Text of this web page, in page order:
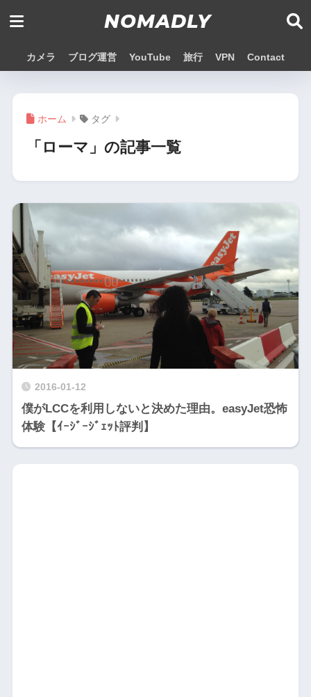
NOMADLY
カメラ ブログ運営 YouTube 旅行 VPN Contact
ホーム タグ
「ローマ」の記事一覧
2016-01-12
僕がLCCを利用しないと決めた理由。easyJet恐怖
体験【ｲｰｼﾞｰｼﾞｪｯﾄ評判】